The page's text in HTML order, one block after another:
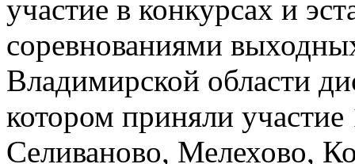
участие в конкурсах и
соревнованиями
Владимирской области
котором приняли
Селиваново, Мелехово,